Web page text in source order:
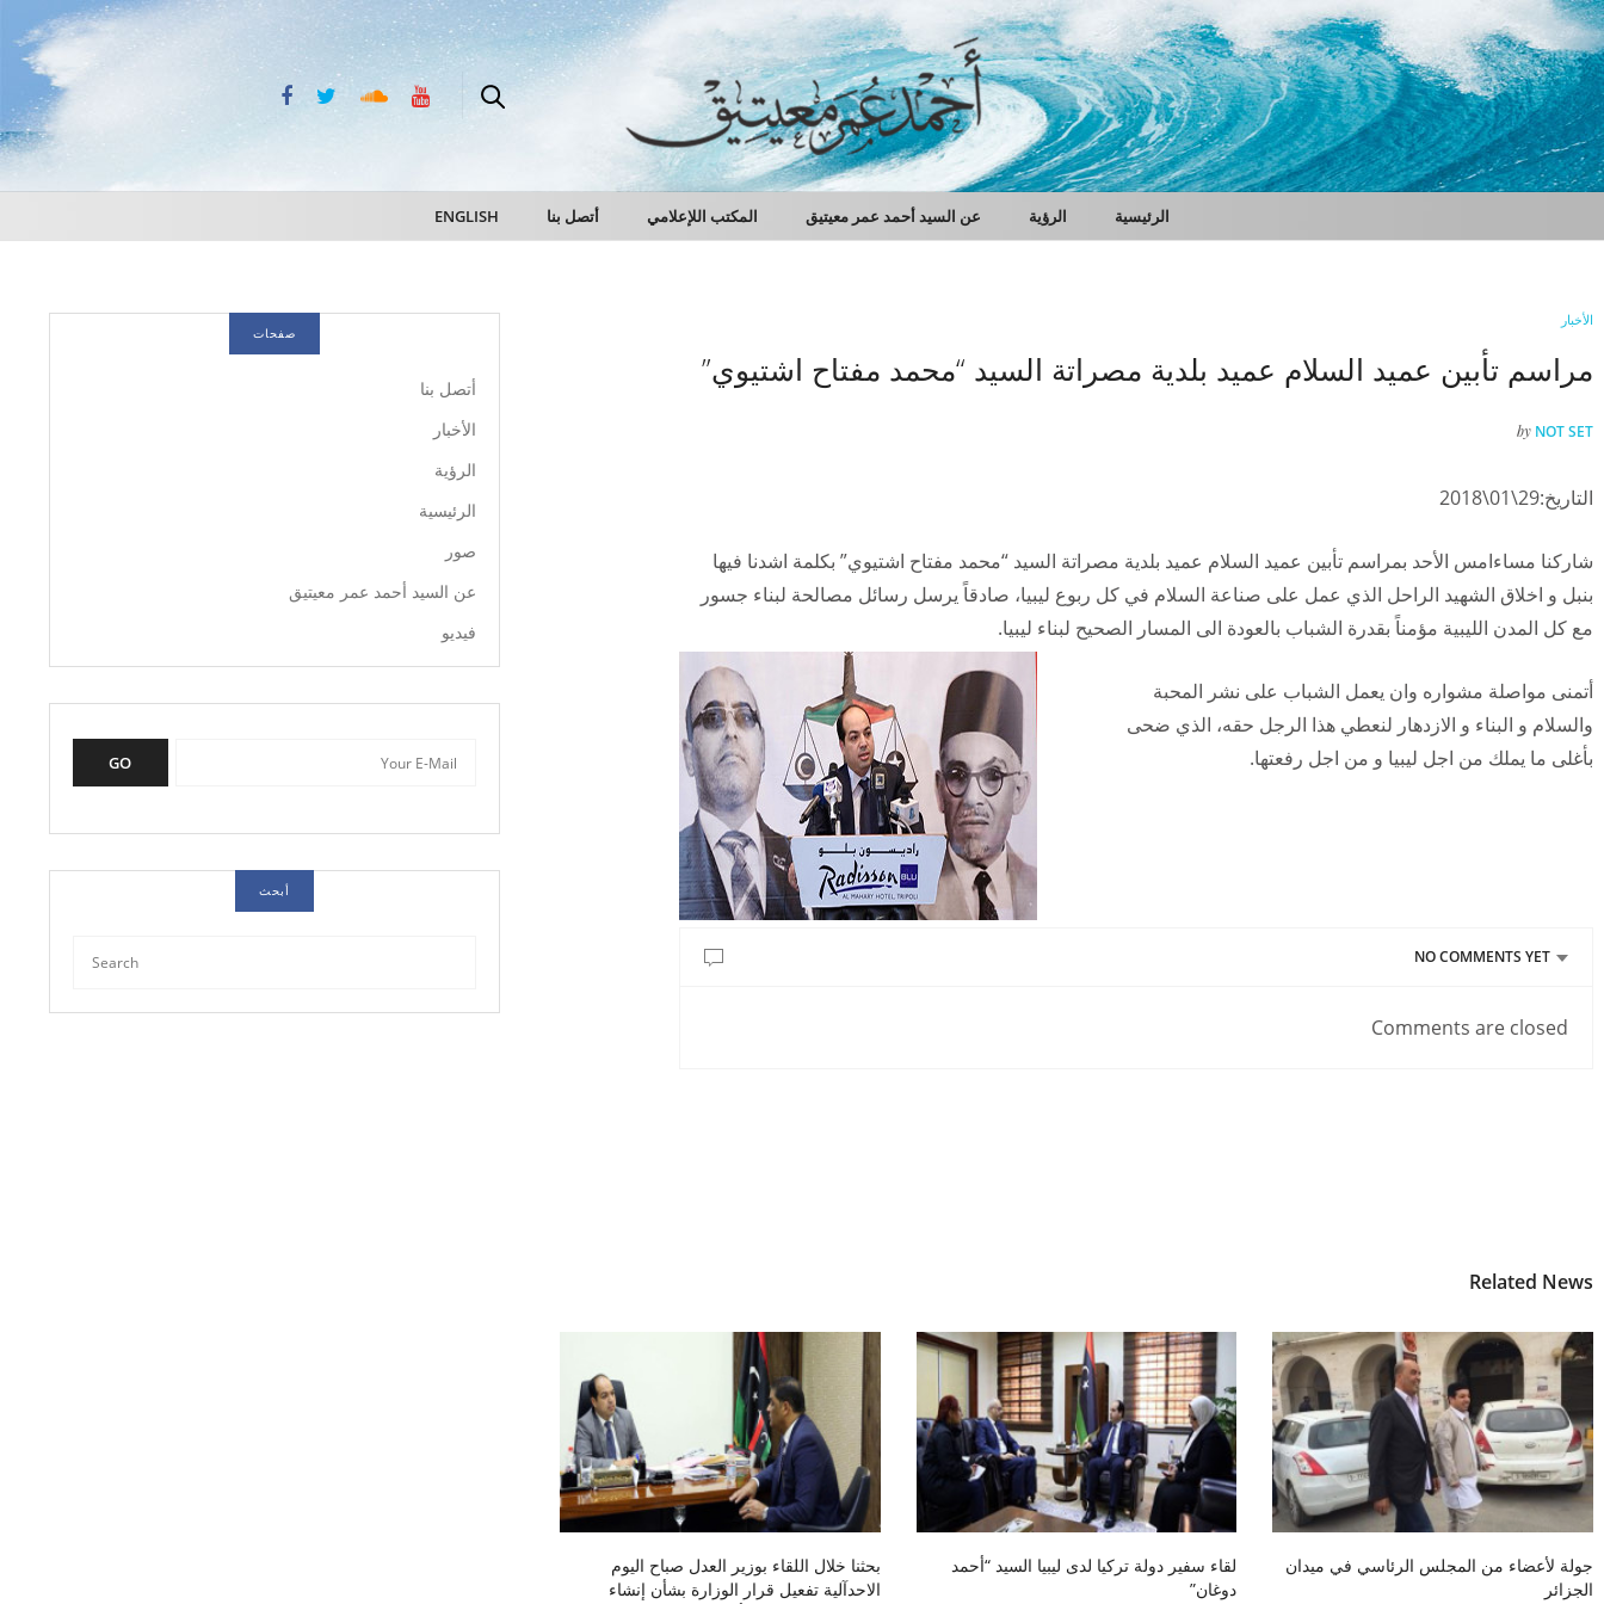
الرئيسية الرؤية عن السيد أحمد عمر معيتيق المكتب اللإعلامي أتصل بنا ENGLISH
الأخبار
مراسم تأبين عميد السلام عميد بلدية مصراتة السيد “محمد مفتاح اشتيوي”
by NOT SET
التاريخ:29\01\2018
شاركنا مساءامس الأحد بمراسم تأبين عميد السلام عميد بلدية مصراتة السيد “محمد مفتاح اشتيوي” بكلمة اشدنا فيها
بنبل و اخلاق الشهيد الراحل الذي عمل على صناعة السلام في كل ربوع ليبيا، صادقاً يرسل رسائل مصالحة لبناء جسور
مع كل المدن الليبية مؤمناً بقدرة الشباب بالعودة الى المسار الصحيح لبناء ليبيا.
أتمنى مواصلة مشواره وان يعمل الشباب على نشر المحبة
والسلام و البناء و الازدهار لنعطي هذا الرجل حقه، الذي ضحى
بأغلى ما يملك من اجل ليبيا و من اجل رفعتها.
NO COMMENTS YET
Comments are closed
Related News
جولة لأعضاء من المجلس الرئاسي في ميدان
الجزائر
لقاء سفير دولة تركيا لدى ليبيا السيد “أحمد
دوغان”
بحثنا خلال اللقاء بوزير العدل صباح اليوم
الاحدآلية تفعيل قرار الوزارة بشأن إنشاء
صفحات
أتصل بنا
الأخبار
الرؤية
الرئيسية
صور
عن السيد أحمد عمر معيتيق
فيديو
GO
أبحث